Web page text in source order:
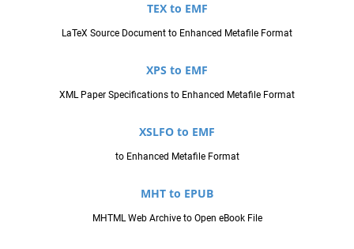
TEX to EMF
LaTeX Source Document to Enhanced Metafile Format
XPS to EMF
XML Paper Specifications to Enhanced Metafile Format
XSLFO to EMF
to Enhanced Metafile Format
MHT to EPUB
MHTML Web Archive to Open eBook File